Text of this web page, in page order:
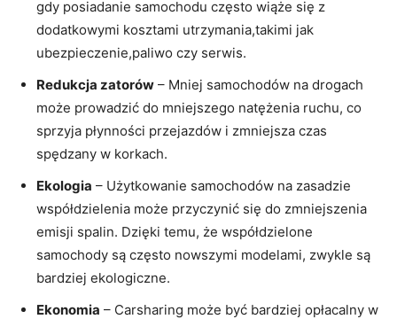
gdy posiadanie samochodu często wiąże się z
dodatkowymi kosztami utrzymania,takimi jak
ubezpieczenie,paliwo czy serwis.
Redukcja zatorów – Mniej samochodów na drogach
może prowadzić do mniejszego natężenia ruchu, co
sprzyja płynności przejazdów i zmniejsza czas
spędzany w korkach.
Ekologia – Użytkowanie samochodów na zasadzie
współdzielenia może przyczynić się do zmniejszenia
emisji spalin. Dzięki temu, że współdzielone
samochody są często nowszymi modelami, zwykle są
bardziej ekologiczne.
Ekonomia – Carsharing może być bardziej opłacalny w